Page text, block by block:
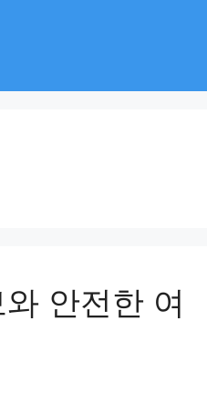
안전한 여